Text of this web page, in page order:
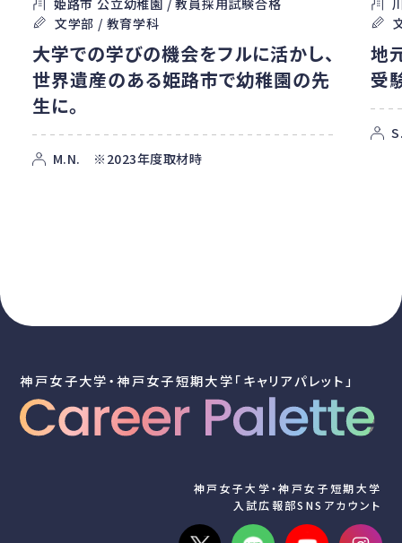
文学部 / 教育学科
大学での学びの機会をフルに活かし、
世界遺産のある姫路市で幼稚園の先
生に。
M.N. ※2023年度取材時
地
受
神戸女子大学・神戸女子短期大学「キャリアパレット」
神戸女子大学・神戸女子短期大学
入試広報部SNSアカウント